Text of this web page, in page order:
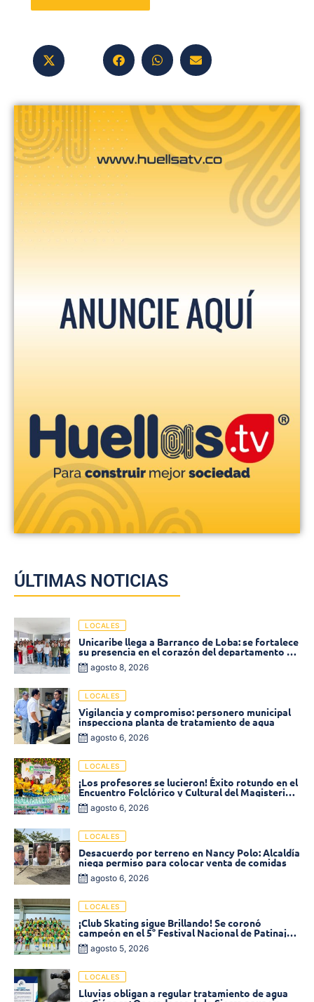
ÚLTIMAS NOTICIAS
LOCALES
Unicaribe llega a Barranco de Loba: se fortalece
su presencia en el corazón del departamento de
Bolívar
agosto 8, 2026
LOCALES
Vigilancia y compromiso: personero municipal
inspecciona planta de tratamiento de agua
agosto 6, 2026
LOCALES
¡Los profesores se lucieron! Éxito rotundo en el
Encuentro Folclórico y Cultural del Magisterio
2026 en Ciénaga
agosto 6, 2026
LOCALES
Desacuerdo por terreno en Nancy Polo: Alcaldía
niega permiso para colocar venta de comidas
agosto 6, 2026
LOCALES
¡Club Skating sigue Brillando! Se coronó
campeón en el 5° Festival Nacional de Patinaje
«Soledad sobre Ruedas»
agosto 5, 2026
LOCALES
Lluvias obligan a regular tratamiento de agua